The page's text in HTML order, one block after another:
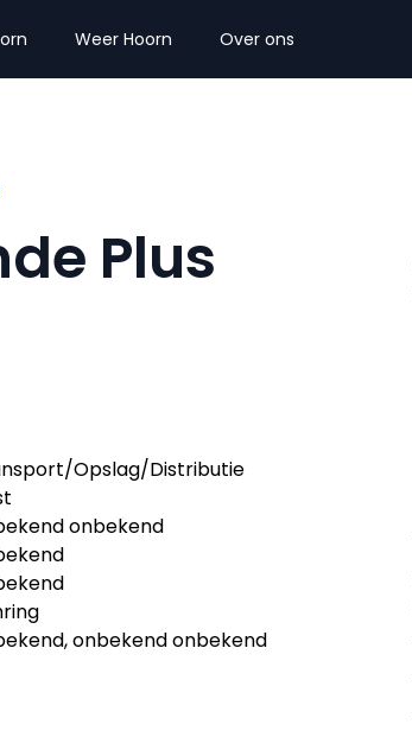
Weer Hoorn Over ons
Plus
Opslag/Distributie
onbekend
onbekend onbekend